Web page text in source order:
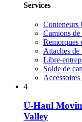
Services
Conteneurs
Camions de
Remorques
Attaches de
Libre-
Solde de
4
U-Haul
Valley